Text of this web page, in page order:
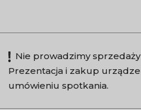
Nie prowadzimy
Prezentacja i zakup
umówieniu spotkania.